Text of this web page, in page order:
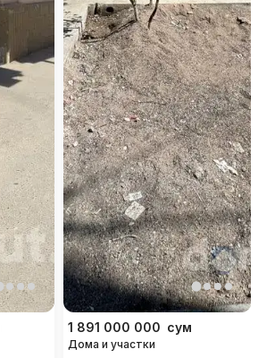
1 891 000 000 сум
Дома и участки